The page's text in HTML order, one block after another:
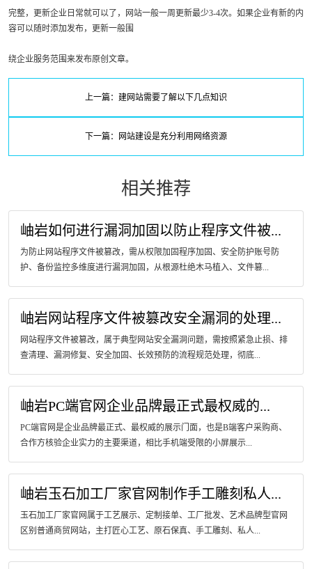
完整，更新企业日常就可以了，网站一般一周更新最少3-4次。如果企业有新的内
容可以随时添加发布，更新一般围
绕企业服务范围来发布原创文章。
上一篇：建网站需要了解以下几点知识
下一篇：网站建设是充分利用网络资源
相关推荐
岫岩如何进行漏洞加固以防止程序文件被...
为防止网站程序文件被篡改，需从权限加固程序加固、安全防护账号防
护、备份监控多维度进行漏洞加固，从根源杜绝木马植入、文件篡...
岫岩网站程序文件被篡改安全漏洞的处理...
网站程序文件被篡改，属于典型网站安全漏洞问题，需按照紧急止损、排
查清理、漏洞修复、安全加固、长效预防的流程规范处理，彻底...
岫岩PC端官网企业品牌最正式最权威的...
PC端官网是企业品牌最正式、最权威的展示门面，也是B端客户采购商、
合作方核验企业实力的主要渠道，相比手机端受限的小屏展示...
岫岩玉石加工厂家官网制作手工雕刻私人...
玉石加工厂家官网属于工艺展示、定制接单、工厂批发、艺术品牌型官网
区别普通商贸网站，主打匠心工艺、原石保真、手工雕刻、私人...